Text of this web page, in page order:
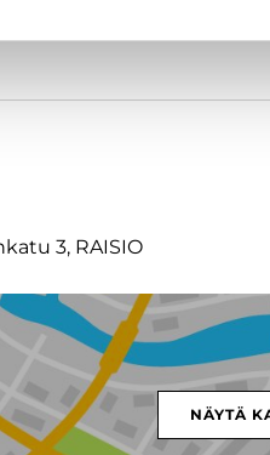
3, RAISIO
NÄYTÄ